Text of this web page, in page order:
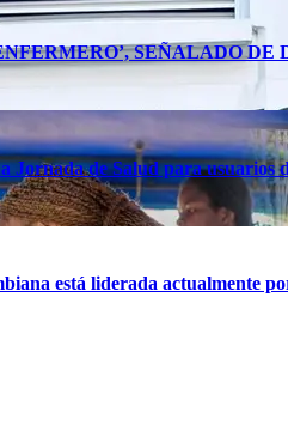
SEÑALADO DE
Jornada de Salud para usuarios
está liderada actualmente